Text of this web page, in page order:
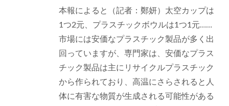
本報によると（記者：鄭妍）太空カップは
1つ2元、プラスチックボウルは1つ1元……
市場には安価なプラスチック製品が多く出
回っていますが、専門家は、安価なプラス
チック製品は主にリサイクルプラスチック
から作られており、高温にさらされると人
体に有害な物質が生成される可能性がある